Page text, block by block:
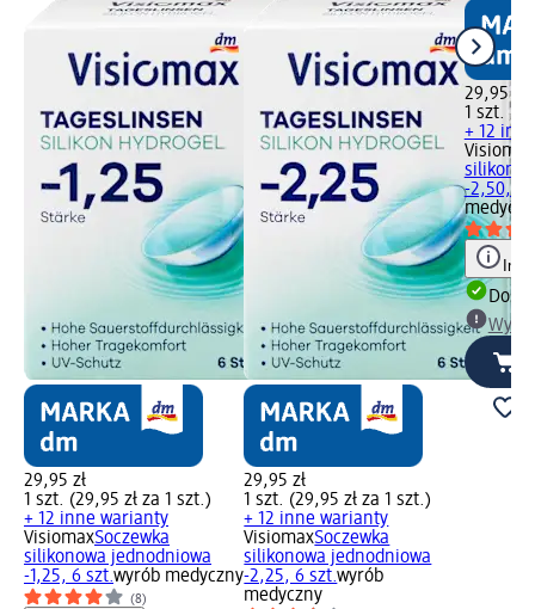
29,95 zł
1 szt. (29,95 zł za 1 szt.)
+ 12 inne warianty
VisiomaxSoczewka
silikonowa jednodniowa
-1,25, 6 szt.wyrób medyczny
(8)
29,95 zł
1 szt. (29,95 zł za 1 szt.)
+ 12 inne warianty
VisiomaxSoczewka
silikonowa jednodniowa
-2,25, 6 szt.wyrób
medyczny
29,95 zł
1 szt.
+ 12
Visiomax
-2,50, 6